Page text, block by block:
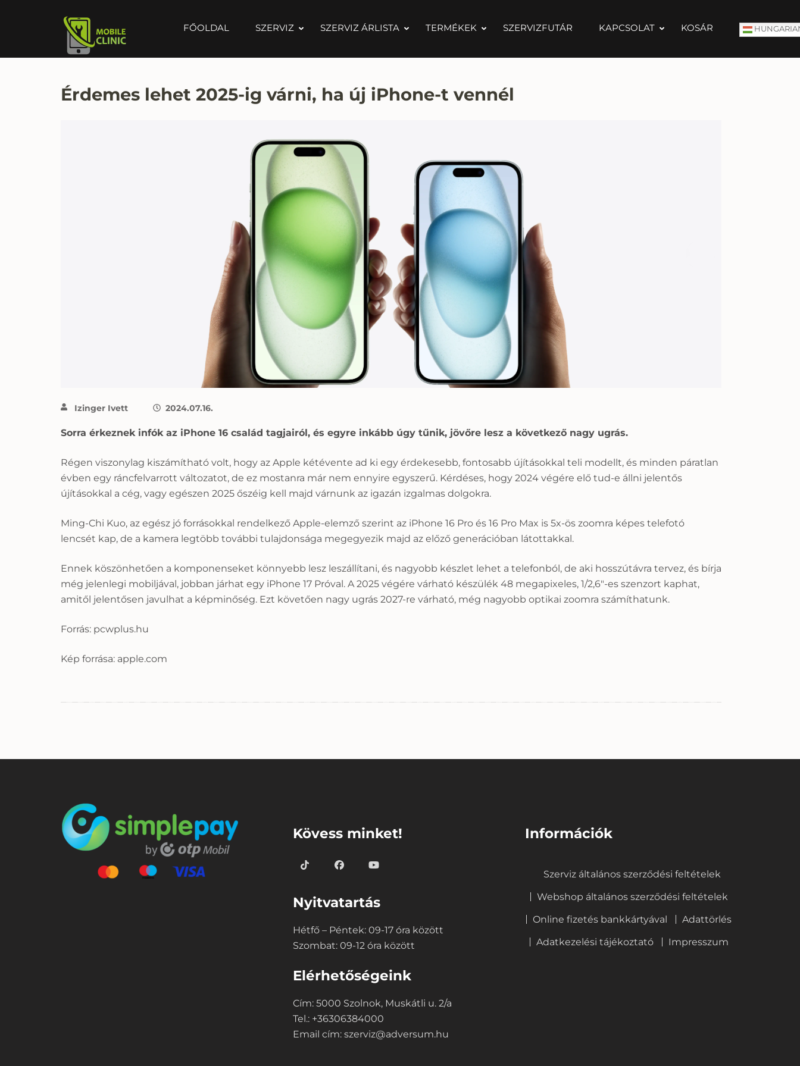
FŐOLDAL SZERVIZ SZERVIZ ÁRLISTA TERMÉKEK SZERVIZFUTÁR KAPCSOLAT KOSÁR
Érdemes lehet 2025-ig várni, ha új iPhone-t vennél
Izinger Ivett 2024.07.16.
Sorra érkeznek infók az iPhone 16 család tagjairól, és egyre inkább úgy tűnik, jövőre lesz a következő nagy ugrás.
Régen viszonylag kiszámítható volt, hogy az Apple kétévente ad ki egy érdekesebb, fontosabb újításokkal teli modellt, és minden páratlan
évben egy ráncfelvarrott változatot, de ez mostanra már nem ennyire egyszerű. Kérdéses, hogy 2024 végére elő tud-e állni jelentős
újításokkal a cég, vagy egészen 2025 őszéig kell majd várnunk az igazán izgalmas dolgokra.
Ming-Chi Kuo, az egész jó forrásokkal rendelkező Apple-elemző szerint az iPhone 16 Pro és 16 Pro Max is 5x-ös zoomra képes telefotó
lencsét kap, de a kamera legtöbb további tulajdonsága megegyezik majd az előző generációban látottakkal.
Ennek köszönhetően a komponenseket könnyebb lesz leszállítani, és nagyobb készlet lehet a telefonból, de aki hosszútávra tervez, és bírja
még jelenlegi mobiljával, jobban járhat egy iPhone 17 Próval. A 2025 végére várható készülék 48 megapixeles, 1/2,6″-es szenzort kaphat,
amitől jelentősen javulhat a képminőség. Ezt követően nagy ugrás 2027-re várható, még nagyobb optikai zoomra számíthatunk.
Forrás: pcwplus.hu
Kép forrása: apple.com
Kövess minket!
Nyitvatartás
Hétfő – Péntek: 09-17 óra között
Szombat: 09-12 óra között
Elérhetőségeink
Cím: 5000 Szolnok, Muskátli u. 2/a
Tel.: +36306384000
Email cím: szerviz@adversum.hu
Információk
Szerviz általános szerződési feltételek
Webshop általános szerződési feltételek
Online fizetés bankkártyával
Adattörlés
Adatkezelési tájékoztató
Impresszum